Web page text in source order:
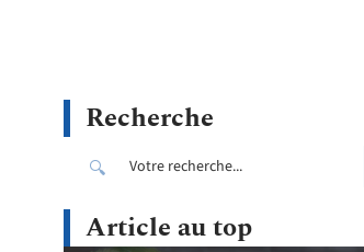
Recherche
Article au top